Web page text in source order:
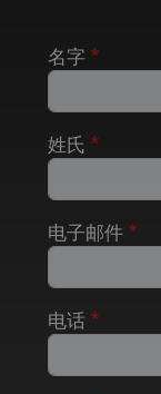
名字
姓氏
电子邮件
电话